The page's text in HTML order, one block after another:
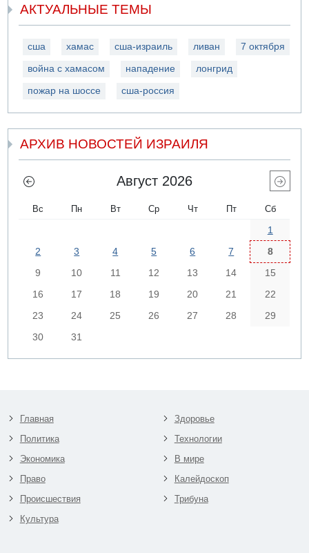
АКТУАЛЬНЫЕ ТЕМЫ
сша хамас сша-израиль ливан 7 октября
война с хамасом нападение лонгрид
пожар на шоссе сша-россия
АРХИВ НОВОСТЕЙ ИЗРАИЛЯ
Август 2026
Вс Пн Вт Ср Чт Пт Сб
1
2
3 4 5 6 7
8
9
10 11 12 13 14
15
16
17 18 19 20 21
22
23
24 25 26 27 28
29
30
31
Главная
Политика
Экономика
Право
Происшествия
Культура
Здоровье
Технологии
В мире
Калейдоскоп
Трибуна